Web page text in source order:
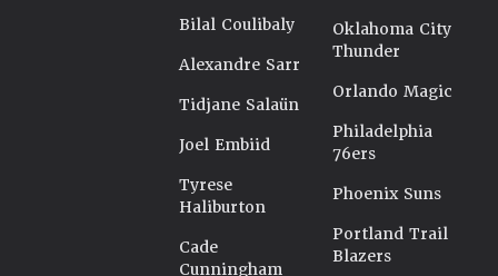
Bilal Coulibaly
Alexandre Sarr
Tidjane Salaün
Joel Embiid
Tyrese
Haliburton
Cade
Cunningham
Oklahoma City
Thunder
Orlando Magic
Philadelphia
76ers
Phoenix Suns
Portland Trail
Blazers